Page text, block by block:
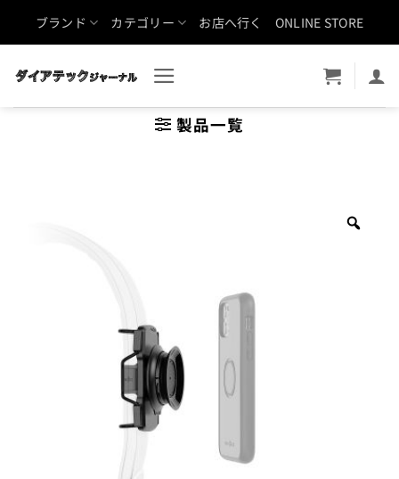
ブランド カテゴリー お店へ行く ONLINE STORE
製品一覧